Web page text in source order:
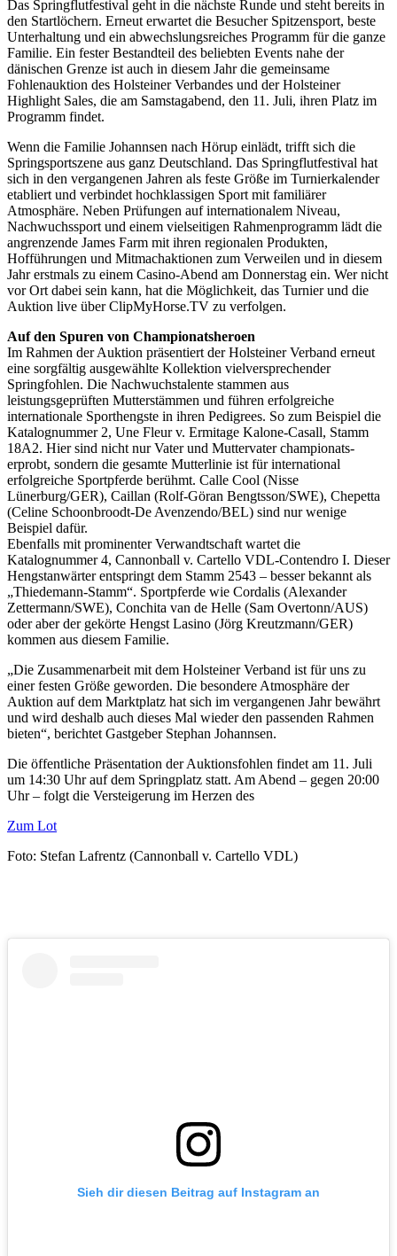
Das Springflutfestival geht in die nächste Runde und steht bereits in
den Startlöchern. Erneut erwartet die Besucher Spitzensport, beste
Unterhaltung und ein abwechslungsreiches Programm für die ganze
Familie. Ein fester Bestandteil des beliebten Events nahe der
dänischen Grenze ist auch in diesem Jahr die gemeinsame
Fohlenauktion des Holsteiner Verbandes und der Holsteiner
Highlight Sales, die am Samstagabend, den 11. Juli, ihren Platz im
Programm findet.
Wenn die Familie Johannsen nach Hörup einlädt, trifft sich die
Springsportszene aus ganz Deutschland. Das Springflutfestival hat
sich in den vergangenen Jahren als feste Größe im Turnierkalender
etabliert und verbindet hochklassigen Sport mit familiärer
Atmosphäre. Neben Prüfungen auf internationalem Niveau,
Nachwuchssport und einem vielseitigen Rahmenprogramm lädt die
angrenzende James Farm mit ihren regionalen Produkten,
Hofführungen und Mitmachaktionen zum Verweilen und in diesem
Jahr erstmals zu einem Casino-Abend am Donnerstag ein. Wer nicht
vor Ort dabei sein kann, hat die Möglichkeit, das Turnier und die
Auktion live über ClipMyHorse.TV zu verfolgen.
Auf den Spuren von Championatsheroen
Im Rahmen der Auktion präsentiert der Holsteiner Verband erneut
eine sorgfältig ausgewählte Kollektion vielversprechender
Springfohlen. Die Nachwuchstalente stammen aus
leistungsgeprüften Mutterstämmen und führen erfolgreiche
internationale Sporthengste in ihren Pedigrees. So zum Beispiel die
Katalognummer 2, Une Fleur v. Ermitage Kalone-Casall, Stamm
18A2. Hier sind nicht nur Vater und Muttervater championats-
erprobt, sondern die gesamte Mutterlinie ist für international
erfolgreiche Sportpferde berühmt. Calle Cool (Nisse
Lünerburg/GER), Caillan (Rolf-Göran Bengtsson/SWE), Chepetta
(Celine Schoonbroodt-De Avenzendo/BEL) sind nur wenige
Beispiel dafür.
Ebenfalls mit prominenter Verwandtschaft wartet die
Katalognummer 4, Cannonball v. Cartello VDL-Contendro I. Dieser
Hengstanwärter entspringt dem Stamm 2543 – besser bekannt als
„Thiedemann-Stamm“. Sportpferde wie Cordalis (Alexander
Zettermann/SWE), Conchita van de Helle (Sam Overtonn/AUS)
oder aber der gekörte Hengst Lasino (Jörg Kreutzmann/GER)
kommen aus diesem Familie.
„Die Zusammenarbeit mit dem Holsteiner Verband ist für uns zu
einer festen Größe geworden. Die besondere Atmosphäre der
Auktion auf dem Marktplatz hat sich im vergangenen Jahr bewährt
und wird deshalb auch dieses Mal wieder den passenden Rahmen
bieten“, berichtet Gastgeber Stephan Johannsen.
Die öffentliche Präsentation der Auktionsfohlen findet am 11. Juli
um 14:30 Uhr auf dem Springplatz statt. Am Abend – gegen 20:00
Uhr – folgt die Versteigerung im Herzen des
Zum Lot
Foto: Stefan Lafrentz (Cannonball v. Cartello VDL)
Sieh dir diesen Beitrag auf Instagram an